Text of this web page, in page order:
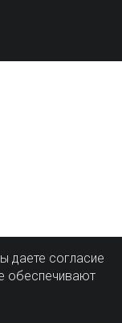
даете согласие
обеспечивают